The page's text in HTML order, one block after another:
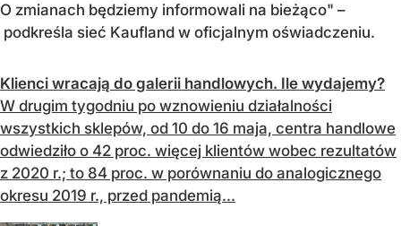
O zmianach będziemy informowali na bieżąco" –
podkreśla sieć Kaufland w oficjalnym oświadczeniu.
Klienci wracają do galerii handlowych. Ile wydajemy?
W drugim tygodniu po wznowieniu działalności
wszystkich sklepów, od 10 do 16 maja, centra handlowe
odwiedziło o 42 proc. więcej klientów wobec rezultatów
z 2020 r.; to 84 proc. w porównaniu do analogicznego
okresu 2019 r., przed pandemią...